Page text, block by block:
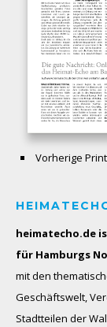
Vorherige
heimatecho.de
für Hamburgs
mit den
Geschäftswelt,
Stadtteilen der